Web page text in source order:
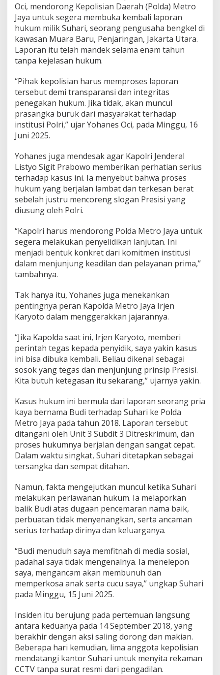
P
o
l
d
a
M
r
o
a
y
a
a
K
e
m
b
a
L
a
p
o
r
S
u
h
a
i
y
a
n
g
M
n
d
e
k
6
T
a
u
Oci, mendorong Kepolisian Daerah (Polda) Metro
Jaya untuk segera membuka kembali laporan
hukum milik Suhari, seorang pengusaha bengkel di
kawasan Muara Baru, Penjaringan, Jakarta Utara.
Laporan itu telah mandek selama enam tahun
tanpa kejelasan hukum.
“Pihak kepolisian harus memproses laporan
tersebut demi transparansi dan integritas
penegakan hukum. Jika tidak, akan muncul
prasangka buruk dari masyarakat terhadap
institusi Polri,” ujar Yohanes Oci, pada Minggu, 16
Juni 2025.
Yohanes juga mendesak agar Kapolri Jenderal
Listyo Sigit Prabowo memberikan perhatian serius
terhadap kasus ini. Ia menyebut bahwa proses
hukum yang berjalan lambat dan terkesan berat
sebelah justru mencoreng slogan Presisi yang
diusung oleh Polri.
“Kapolri harus mendorong Polda Metro Jaya untuk
segera melakukan penyelidikan lanjutan. Ini
menjadi bentuk konkret dari komitmen institusi
dalam menjunjung keadilan dan pelayanan prima,”
tambahnya.
Tak hanya itu, Yohanes juga menekankan
pentingnya peran Kapolda Metro Jaya Irjen
Karyoto dalam menggerakkan jajarannya.
“Jika Kapolda saat ini, Irjen Karyoto, memberi
perintah tegas kepada penyidik, saya yakin kasus
ini bisa dibuka kembali. Beliau dikenal sebagai
sosok yang tegas dan menjunjung prinsip Presisi.
Kita butuh ketegasan itu sekarang,” ujarnya yakin.
Kasus hukum ini bermula dari laporan seorang pria
kaya bernama Budi terhadap Suhari ke Polda
Metro Jaya pada tahun 2018. Laporan tersebut
ditangani oleh Unit 3 Subdit 3 Ditreskrimum, dan
proses hukumnya berjalan dengan sangat cepat.
Dalam waktu singkat, Suhari ditetapkan sebagai
tersangka dan sempat ditahan.
Namun, fakta mengejutkan muncul ketika Suhari
melakukan perlawanan hukum. Ia melaporkan
balik Budi atas dugaan pencemaran nama baik,
perbuatan tidak menyenangkan, serta ancaman
serius terhadap dirinya dan keluarganya.
“Budi menuduh saya memfitnah di media sosial,
padahal saya tidak mengenalnya. Ia menelepon
saya, mengancam akan membunuh dan
memperkosa anak serta cucu saya,” ungkap Suhari
pada Minggu, 15 Juni 2025.
Insiden itu berujung pada pertemuan langsung
antara keduanya pada 14 September 2018, yang
berakhir dengan aksi saling dorong dan makian.
Beberapa hari kemudian, lima anggota kepolisian
mendatangi kantor Suhari untuk menyita rekaman
CCTV tanpa surat resmi dari pengadilan.